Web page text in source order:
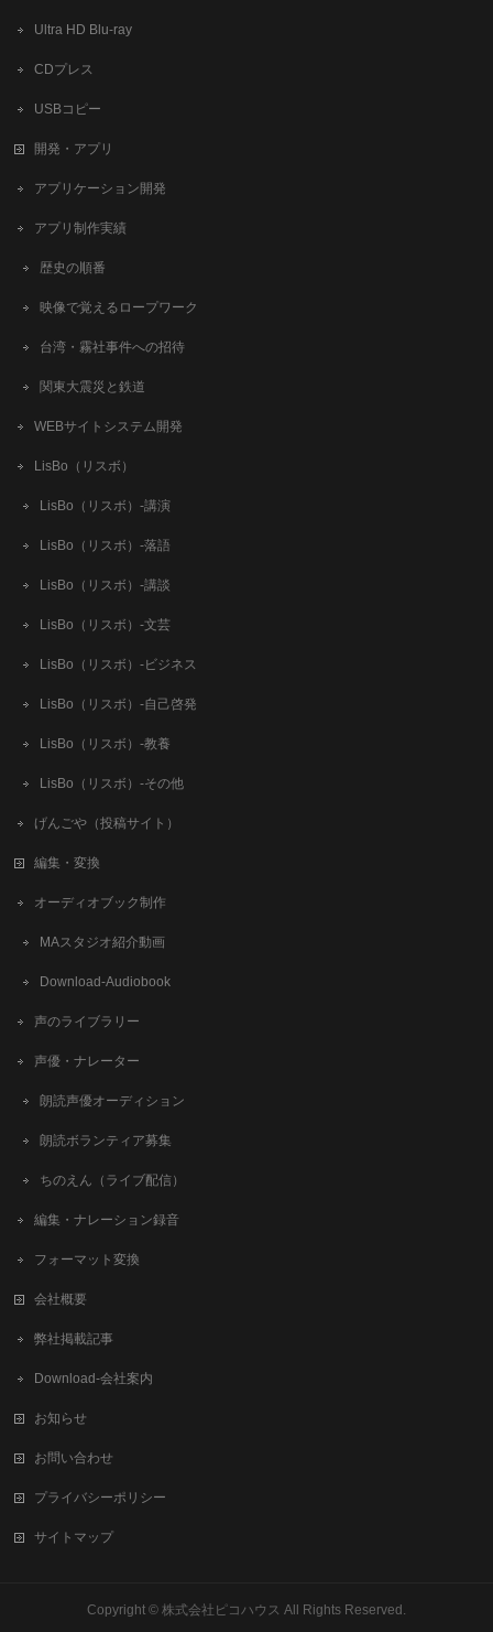
Ultra HD Blu-ray
CDプレス
USBコピー
開発・アプリ
アプリケーション開発
アプリ制作実績
歴史の順番
映像で覚えるロープワーク
台湾・霧社事件への招待
関東大震災と鉄道
WEBサイトシステム開発
LisBo（リスボ）
LisBo（リスボ）-講演
LisBo（リスボ）-落語
LisBo（リスボ）-講談
LisBo（リスボ）-文芸
LisBo（リスボ）-ビジネス
LisBo（リスボ）-自己啓発
LisBo（リスボ）-教養
LisBo（リスボ）-その他
げんごや（投稿サイト）
編集・変換
オーディオブック制作
MAスタジオ紹介動画
Download-Audiobook
声のライブラリー
声優・ナレーター
朗読声優オーディション
朗読ボランティア募集
ちのえん（ライブ配信）
編集・ナレーション録音
フォーマット変換
会社概要
弊社掲載記事
Download-会社案内
お知らせ
お問い合わせ
プライバシーポリシー
サイトマップ
Copyright © 株式会社ピコハウス All Rights Reserved.